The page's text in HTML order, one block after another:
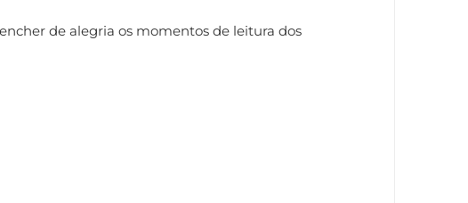
de alegria os momentos de leitura dos